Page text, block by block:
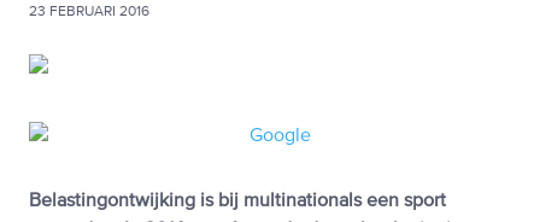
23 FEBRUARI 2016
Belastingontwijking is bij multinationals een sport